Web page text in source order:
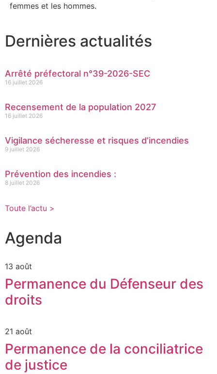
femmes et les hommes.
Dernières actualités
Arrêté préfectoral n°39-2026-SEC
16 juillet 2026
Recensement de la population 2027
16 juillet 2026
Vigilance sécheresse et risques d’incendies
9 juillet 2026
Prévention des incendies :
8 juillet 2026
Toute l’actu >
Agenda
13 août
Permanence du Défenseur des
droits
21 août
Permanence de la conciliatrice
de justice